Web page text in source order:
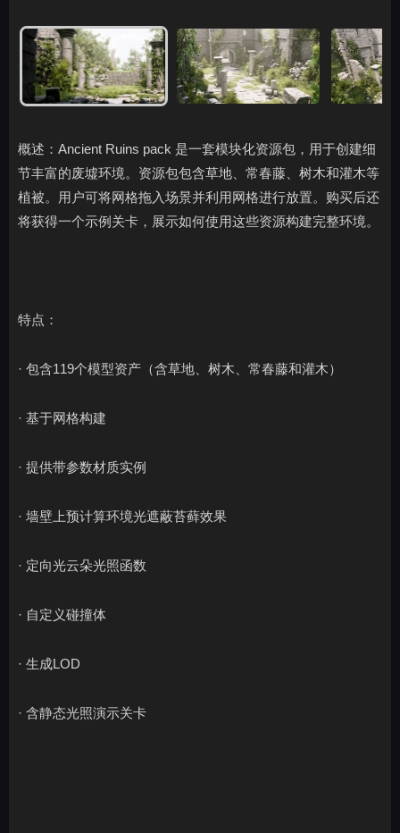
概述：Ancient Ruins pack 是一套模块化资源包，用于创建细
节丰富的废墟环境。资源包包含草地、常春藤、树木和灌木等
植被。用户可将网格拖入场景并利用网格进行放置。购买后还
将获得一个示例关卡，展示如何使用这些资源构建完整环境。
特点：
· 包含119个模型资产（含草地、树木、常春藤和灌木）
· 基于网格构建
· 提供带参数材质实例
· 墙壁上预计算环境光遮蔽苔藓效果
· 定向光云朵光照函数
· 自定义碰撞体
· 生成LOD
· 含静态光照演示关卡